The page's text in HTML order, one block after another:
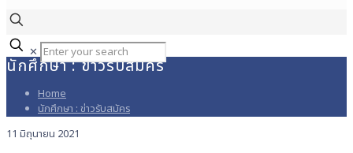
✕
นักศึกษา : ข่าวรับสมัคร
Home
นักศึกษา : ข่าวรับสมัคร
11 มิถุนายน 2021